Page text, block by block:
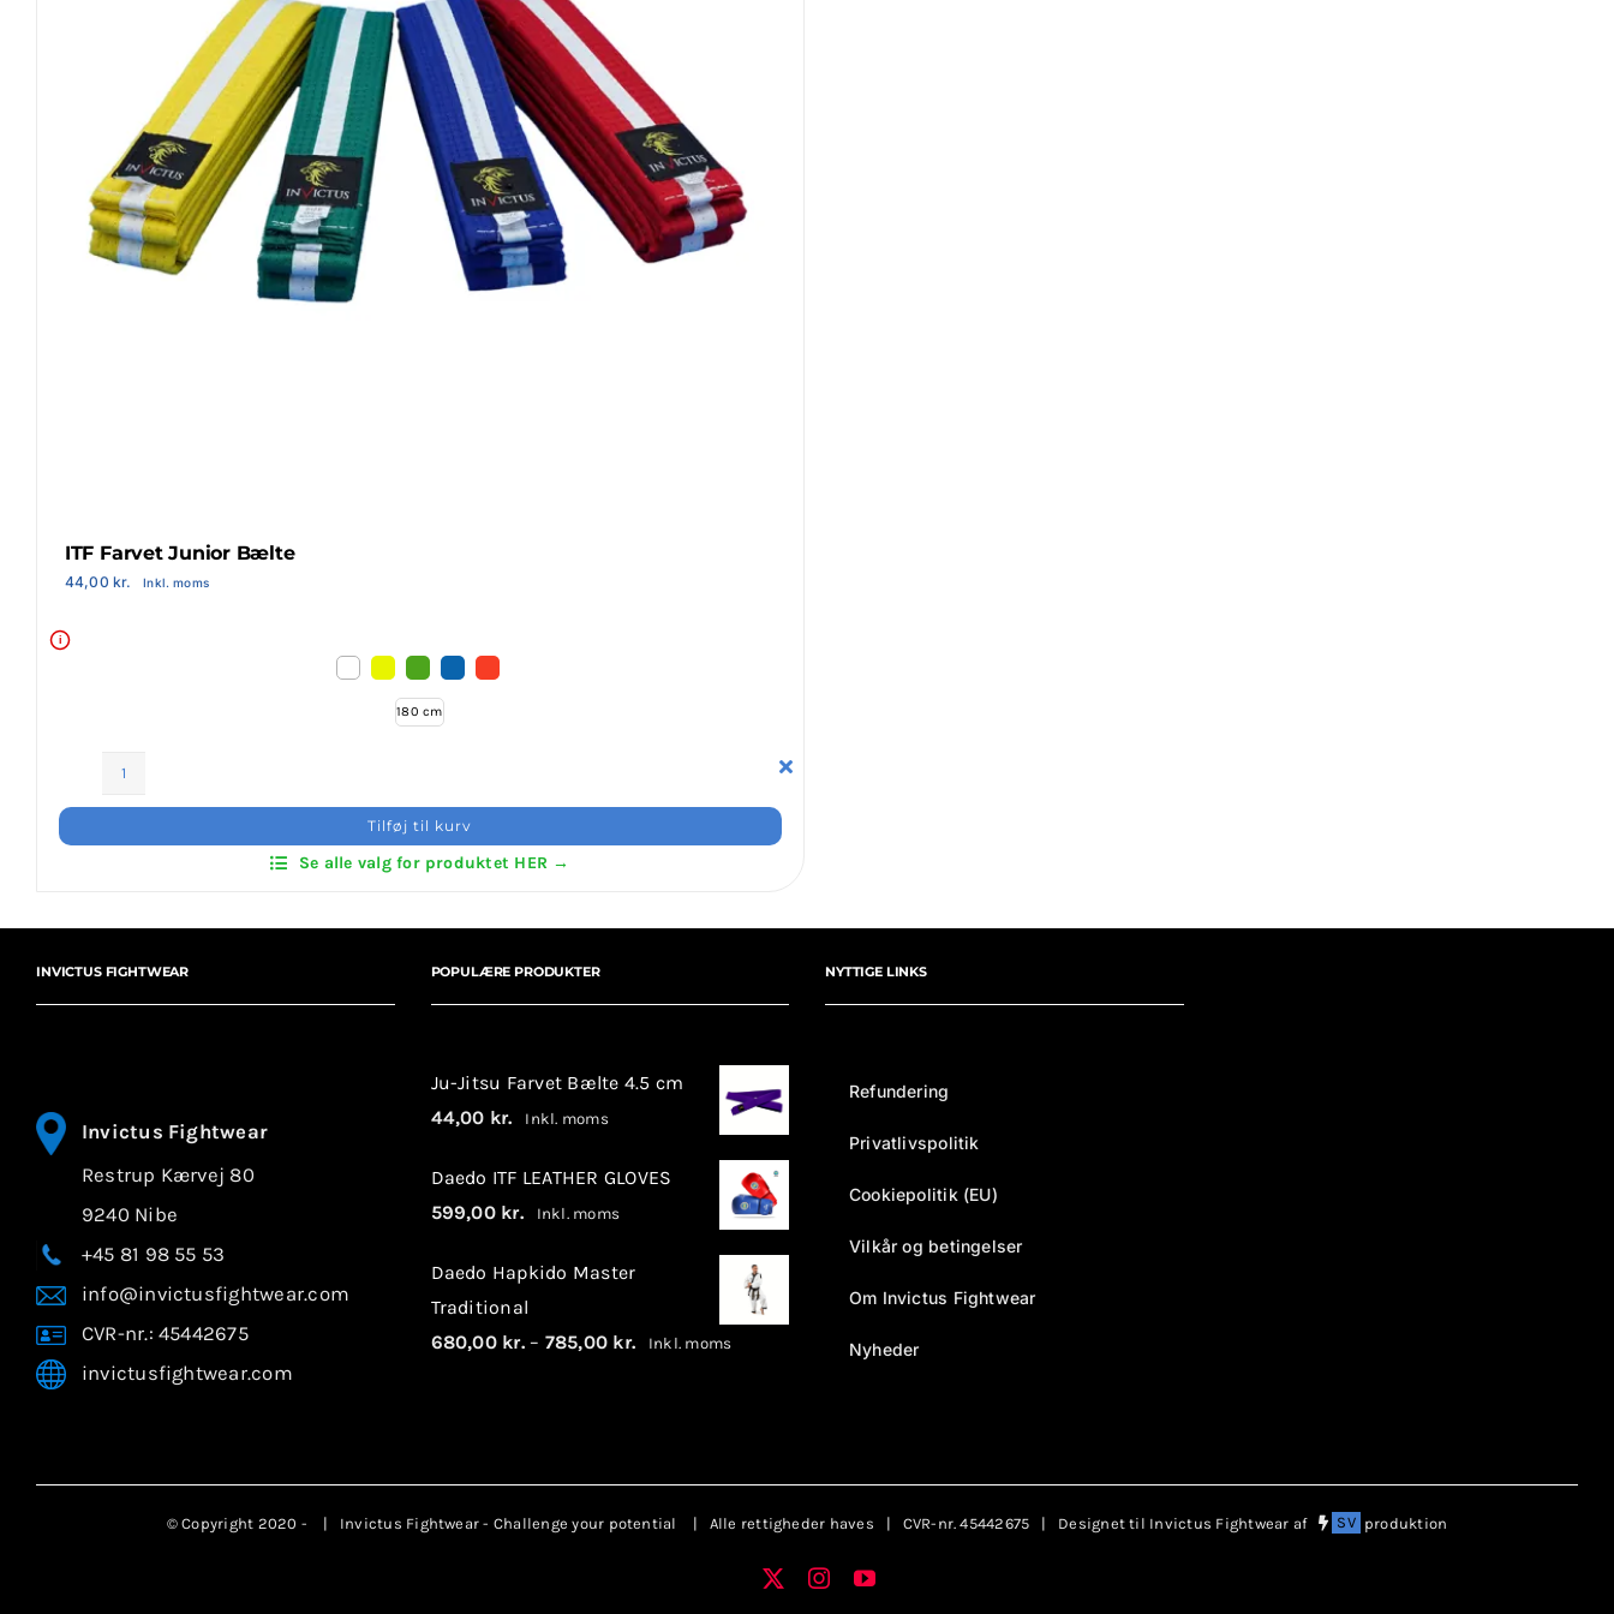
Klubaftalesider – Find din klub
Brodering / Tryk
FAQ’s
Kontakt Invictus Fightwear
Login Klubaftale
ITF Farvet Junior Bælte
44,00kr. Inkl. moms
i
180 cm
Junior
Tilføj til kurv
Se alle valg for produktet HER →
INVICTUS FIGHTWEAR
Invictus Fightwear
Restrup Kærvej 80
9240 Nibe
+45 81 98 55 53
info@invictusfightwear.com
CVR-nr.: 45442675
invictusfightwear.com
POPULÆRE PRODUKTER
Ju-Jitsu Farvet Bælte 4.5 cm
44,00 kr. Inkl. moms
Daedo ITF LEATHER GLOVES
599,00 kr. Inkl. moms
Daedo Hapkido Master
Traditional
680,00 kr. – 785,00 kr.Prisinterval:
Inkl. moms
NYTTIGE LINKS
Refundering
Privatlivspolitik
Cookiepolitik (EU)
Vilkår og betingelser
Om Invictus Fightwear
Nyheder
© Copyright 2020 - | Invictus Fightwear - Challenge your potential | Alle rettigheder haves | CVR-nr. 45442675 | Designet til Invictus Fightwear af SV produktion
Facebook
X InstagramYouTube